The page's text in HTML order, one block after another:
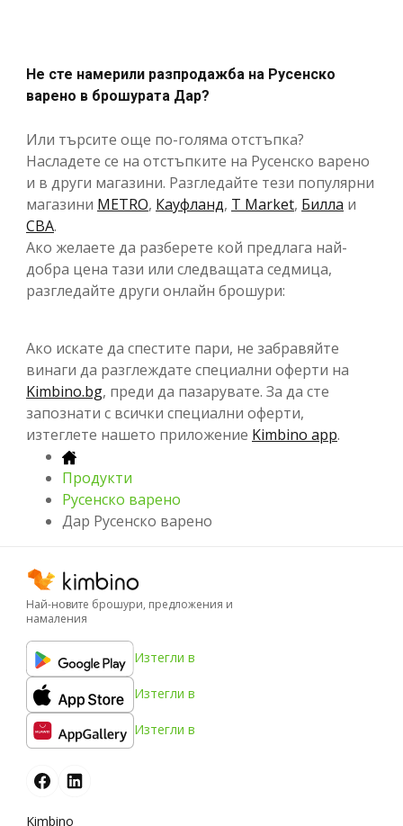
Не сте намерили разпродажба на Русенско
варено в брошурата Дар?
Или търсите още по-голяма отстъпка?
Насладете се на отстъпките на Русенско варено
и в други магазини. Разгледайте тези популярни
магазини METRO, Кауфланд, T Market, Билла и
CBA.
Ако желаете да разберете кой предлага най-
добра цена тази или следващата седмица,
разгледайте други онлайн брошури:
Ако искате да спестите пари, не забравяйте
винаги да разглеждате специални оферти на
Kimbino.bg, преди да пазарувате. За да сте
запознати с всички специални оферти,
изтеглете нашето приложение Kimbino app.
Продукти
Русенско варено
Дар Русенско варено
Най-новите брошури, предложения и
намаления
Изтегли в
Изтегли в
Изтегли в
Kimbino